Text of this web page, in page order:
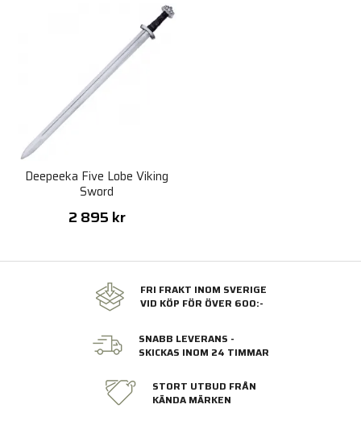
Deepeeka Five Lobe Viking
Sword
2 895 kr
FRI FRAKT INOM SVERIGE
VID KÖP FÖR ÖVER 600:-
SNABB LEVERANS -
SKICKAS INOM 24 TIMMAR
STORT UTBUD FRÅN
KÄNDA MÄRKEN